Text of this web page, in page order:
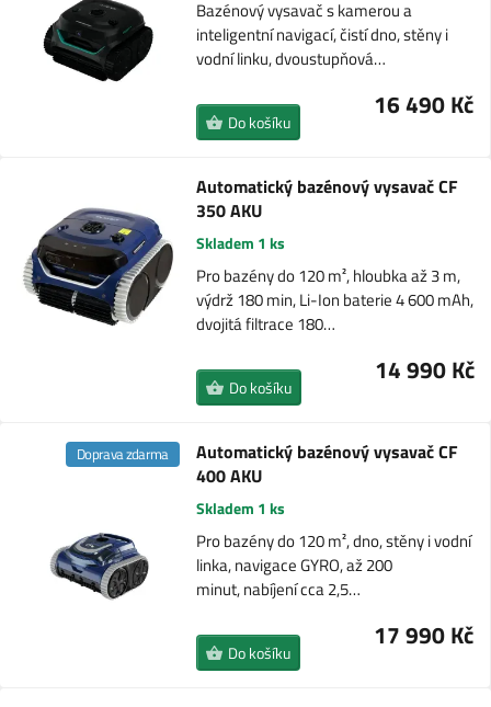
Bazénový vysavač s kamerou a
inteligentní navigací, čistí dno, stěny i
vodní linku, dvoustupňová…
16 490 Kč
Do košíku
Automatický bazénový vysavač CF
350 AKU
Skladem 1 ks
Pro bazény do 120 m², hloubka až 3 m,
výdrž 180 min, Li-Ion baterie 4 600 mAh,
dvojitá filtrace 180…
14 990 Kč
Do košíku
Automatický bazénový vysavač CF
400 AKU
Doprava zdarma
Skladem 1 ks
Pro bazény do 120 m², dno, stěny i vodní
linka, navigace GYRO, až 200
minut, nabíjení cca 2,5…
17 990 Kč
Do košíku